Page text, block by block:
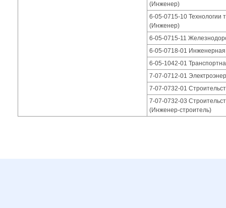
(Инженер)
6-05-0715-10 Технологии
(Инженер)
6-05-0715-11
6-05-0718-01 Инженерная
6-05-1042-01
7-07-0712-01
7-07-0732-01
7-07-0732-03
(Инженер-строитель)